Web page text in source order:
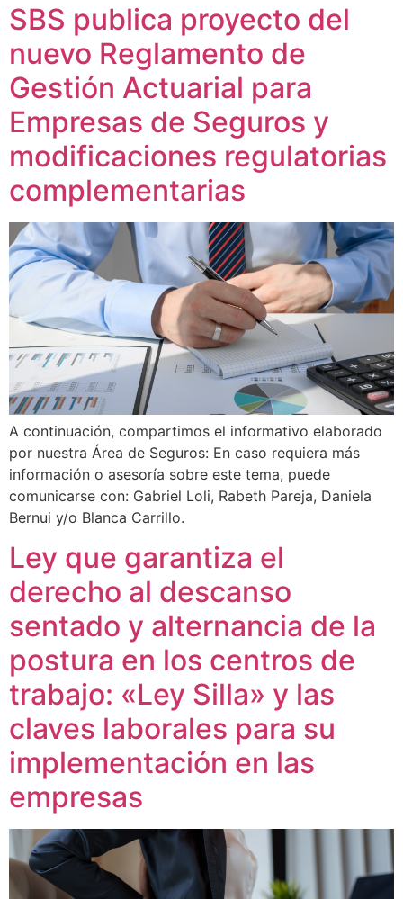
SBS publica proyecto del
nuevo Reglamento de
Gestión Actuarial para
Empresas de Seguros y
modificaciones regulatorias
complementarias
A continuación, compartimos el informativo elaborado
por nuestra Área de Seguros: En caso requiera más
información o asesoría sobre este tema, puede
comunicarse con: Gabriel Loli, Rabeth Pareja, Daniela
Bernui y/o Blanca Carrillo.
Ley que garantiza el
derecho al descanso
sentado y alternancia de la
postura en los centros de
trabajo: «Ley Silla» y las
claves laborales para su
implementación en las
empresas